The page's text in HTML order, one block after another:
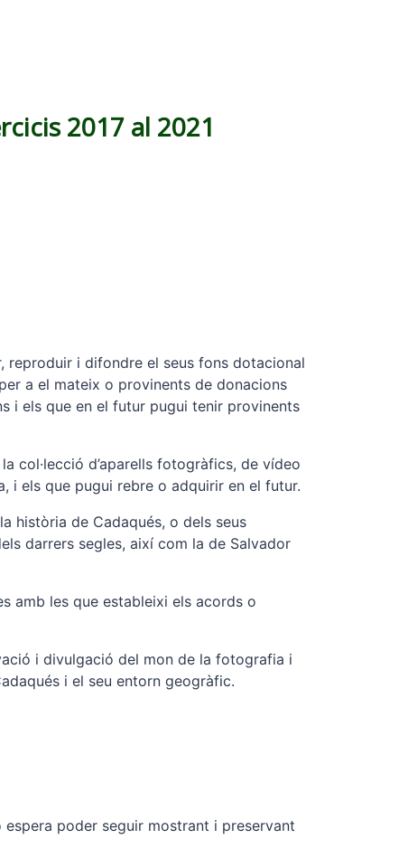
2017 al 2021
reproduir i difondre el seus fons dotacional
a el mateix o provinents de donacions
i els que en el futur pugui tenir provinents
col·lecció d’aparells fotogràfics, de vídeo
i els que pugui rebre o adquirir en el futur.
història de Cadaqués, o dels seus
darrers segles, així com la de Salvador
amb les que estableixi els acords o
i divulgació del mon de la fotografia i
i el seu entorn geogràfic.
poder seguir mostrant i preservant